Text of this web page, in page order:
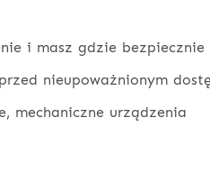
i masz gdzie bezpiecznie
nieupoważnionym
mechaniczne urządzenia